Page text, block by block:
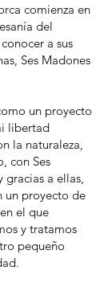
comienza en
del
a sus
Ses Madones
un proyecto
libertad
la naturaleza,
con Ses
gracias a ellas,
un proyecto de
el que
y tratamos
pequeño